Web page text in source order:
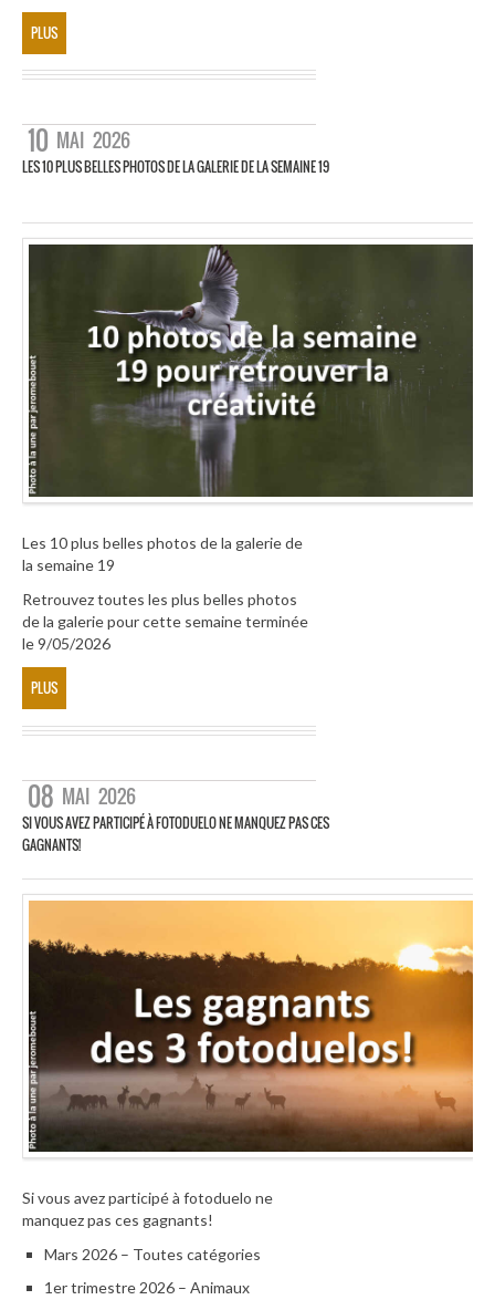
PLUS
10 MAI 2026
LES 10 PLUS BELLES PHOTOS DE LA GALERIE DE LA SEMAINE 19
Les 10 plus belles photos de la galerie de
la semaine 19
Retrouvez toutes les plus belles photos
de la galerie pour cette semaine terminée
le 9/05/2026
PLUS
08 MAI 2026
SI VOUS AVEZ PARTICIPÉ À FOTODUELO NE MANQUEZ PAS CES
GAGNANTS!
Si vous avez participé à fotoduelo ne
manquez pas ces gagnants!
Mars 2026 – Toutes catégories
1er trimestre 2026 – Animaux